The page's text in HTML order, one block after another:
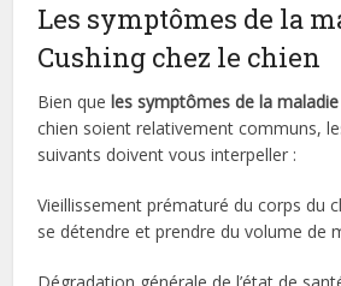
Les symptômes de la
Cushing chez le chien
Bien que les symptômes de la
chien soient relativement communs,
suivants doivent vous interpeller :
Vieillissement prématuré du corps du
se détendre et prendre du volume de